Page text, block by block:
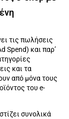
τις πωλήσεις
Spend) και παρ’
και τα
από μόνα τους
του e-
συνολικά